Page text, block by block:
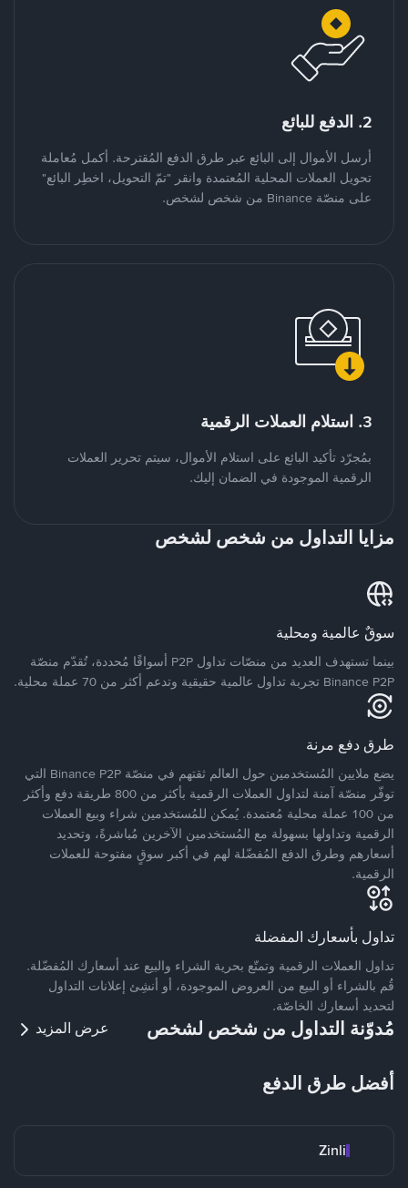
2. الدفع للبائع
أرسل الأموال إلى البائع عبر طرق الدفع المُقترحة. أكمل مُعاملة
تحويل العملات المحلية المُعتمدة وانقر "تمّ التحويل، اخطِر البائع"
على منصّة Binance من شخص لشخص.
3. استلام العملات الرقمية
بمُجرّد تأكيد البائع على استلام الأموال، سيتم تحرير العملات
الرقمية الموجودة في الضمان إليك.
مزايا التداول من شخص لشخص
سوقٌ عالمية ومحلية
بينما تستهدف العديد من منصّات تداول P2P أسواقًا مُحددة، تُقدّم منصّة
Binance P2P تجربة تداول عالمية حقيقية وتدعم أكثر من 70 عملة محلية.
طرق دفع مرنة
يضع ملايين المُستخدمين حول العالم ثقتهم في منصّة Binance P2P التي
توفّر منصّة آمنة لتداول العملات الرقمية بأكثر من 800 طريقة دفع وأكثر
من 100 عملة محلية مُعتمدة. يُمكن للمُستخدمين شراء وبيع العملات
الرقمية وتداولها بسهولة مع المُستخدمين الآخرين مُباشرةً، وتحديد
أسعارهم وطرق الدفع المُفضّلة لهم في أكبر سوقٍ مفتوحة للعملات
الرقمية.
تداول بأسعارك المفضلة
تداول العملات الرقمية وتمتّع بحرية الشراء والبيع عند أسعارك المُفضّلة.
قُم بالشراء أو البيع من العروض الموجودة، أو أنشِئ إعلانات التداول
لتحديد أسعارك الخاصّة.
مُدوّنة التداول من شخص لشخص عرض المزيد
أفضل طرق الدفع
Zinli